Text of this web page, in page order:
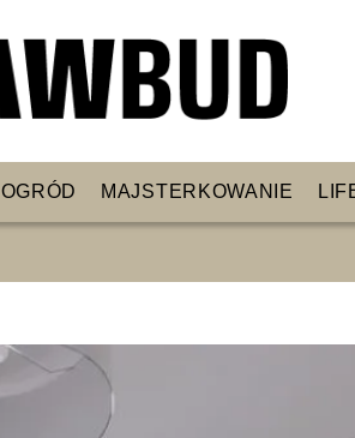
OGRÓD MAJSTERKOWANIE